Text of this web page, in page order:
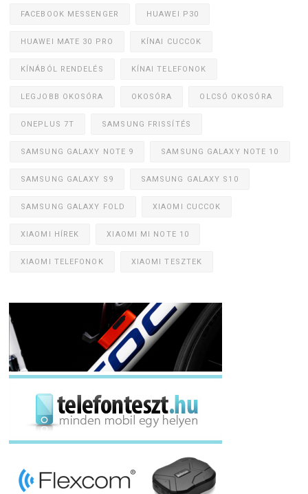
FACEBOOK MESSENGER HUAWEI P30
HUAWEI MATE 30 PRO KÍNAI CUCCOK
KÍNÁBÓL RENDELÉS KÍNAI TELEFONOK
LEGJOBB OKOSÓRA OKOSÓRA OLCSÓ OKOSÓRA
ONEPLUS 7T SAMSUNG FRISSÍTÉS
SAMSUNG GALAXY NOTE 9 SAMSUNG GALAXY NOTE 10
SAMSUNG GALAXY S9 SAMSUNG GALAXY S10
SAMSUNG GALAXY FOLD XIAOMI CUCCOK
XIAOMI HÍREK XIAOMI MI NOTE 10
XIAOMI TELEFONOK XIAOMI TESZTEK